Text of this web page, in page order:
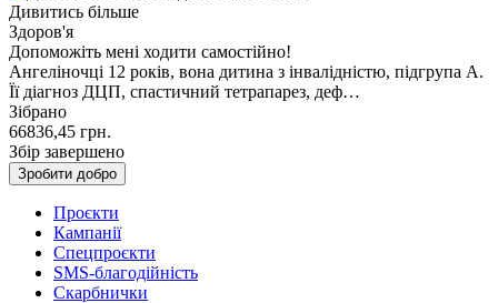
Дивитись більше
Здоров'я
Допоможіть мені ходити самостійно!
Ангеліночці 12 років, вона дитина з інвалідністю, підгрупа А.
Її діагноз ДЦП, спастичний тетрапарез, деф…
Зібрано
66836,45 грн.
Збір завершено
Зробити добро
Проєкти
Кампанії
Спецпроєкти
SMS-благодійність
Скарбнички